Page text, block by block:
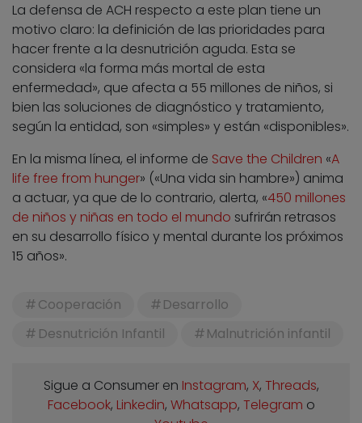
La defensa de ACH respecto a este plan tiene un
motivo claro: la definición de las prioridades para
hacer frente a la desnutrición aguda. Esta se
considera «la forma más mortal de esta
enfermedad», que afecta a 55 millones de niños, si
bien las soluciones de diagnóstico y tratamiento,
según la entidad, son «simples» y están «disponibles».
En la misma línea, el informe de Save the Children «A
life free from hunger» («Una vida sin hambre») anima
a actuar, ya que de lo contrario, alerta, «450 millones
de niños y niñas en todo el mundo sufrirán retrasos
en su desarrollo físico y mental durante los próximos
15 años».
Cooperación
Desarrollo
Desnutrición Infantil
Malnutrición infantil
Sigue a Consumer en Instagram, X, Threads,
Facebook, Linkedin, Whatsapp, Telegram o